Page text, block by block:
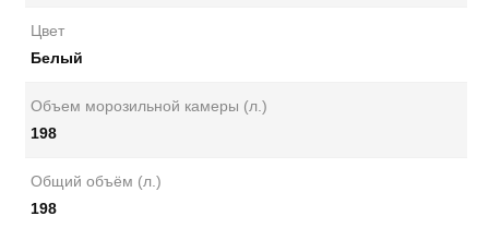
Цвет
Белый
Объем морозильной камеры (л.)
198
Общий объём (л.)
198